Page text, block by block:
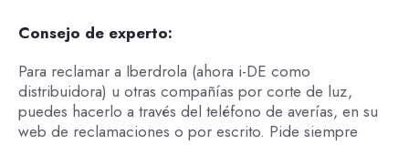
Consejo de experto:
Para reclamar a Iberdrola (ahora i-DE como
distribuidora) u otras compañías por corte de luz,
puedes hacerlo a través del teléfono de averías, en su
web de reclamaciones o por escrito. Pide siempre